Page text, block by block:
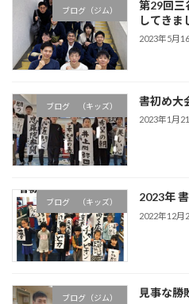
ブログ（ジム）
第29回三
してきま
2023年5月
ブログ （キッズ） 書初め大
2023年1月
ブログ （キッズ） 2023年
2022年12月
ブログ（ジム） 見事な勝